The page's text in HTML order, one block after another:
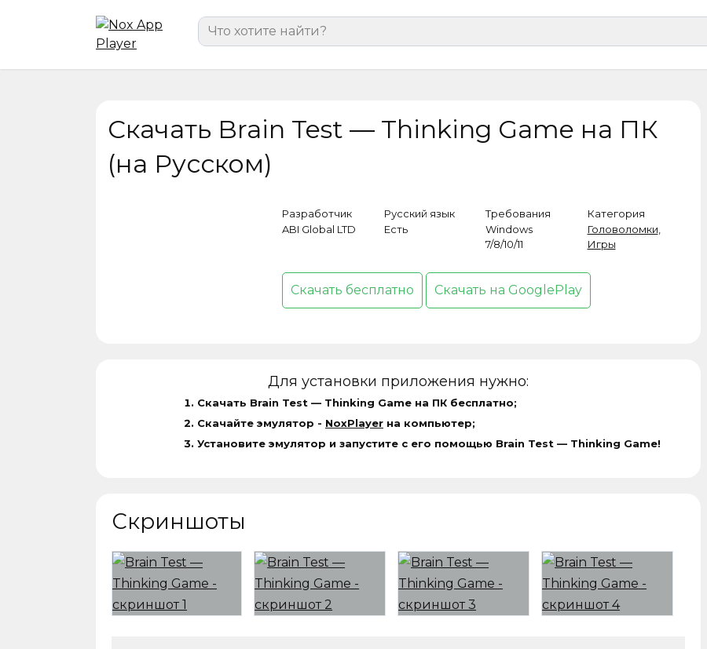
Search
for:
Скачать Brain Test — Thinking Game на ПК
(на Русском)
Разработчик
ABI Global LTD
Русский язык
Есть
Требования
Windows
7/8/10/11
Категория
Головоломки
Игры
Скачать бесплатно Скачать на GooglePlay
Для установки приложения нужно:
Скачать Brain Test — Thinking Game на ПК бесплатно;
Скачайте эмулятор - NoxPlayer на компьютер;
Установите эмулятор и запустите с его помощью Brain Test — Thinking Game!
Скриншоты